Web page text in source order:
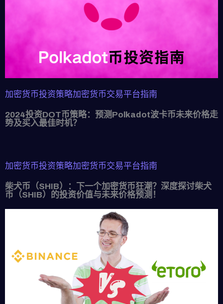
加密货币投资策略加密货币交易平台指南
2024投资DOT币策略：预测Polkadot波卡币未来价格走
势及买入最佳时机？
加密货币投资策略加密货币交易平台指南
柴犬币（SHIB）：下一个加密货币狂潮？深度探讨柴犬
币（SHIB）的投资价值与未来价格预测！